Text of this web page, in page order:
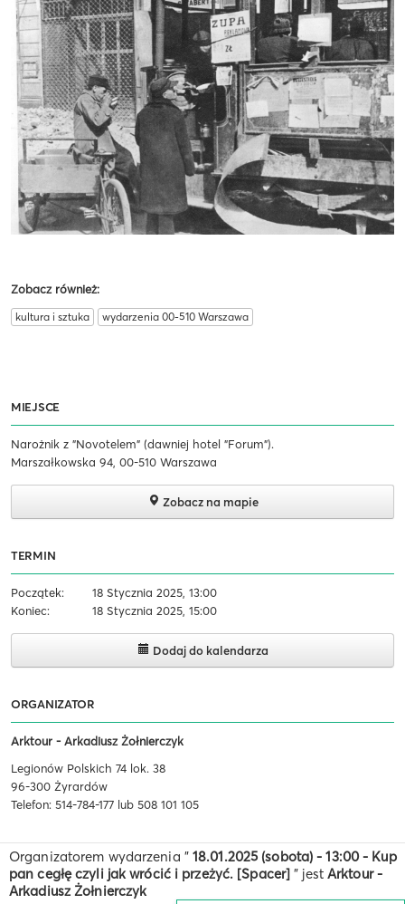
Zobacz również:
kultura i sztuka wydarzenia 00-510 Warszawa
MIEJSCE
Narożnik z "Novotelem" (dawniej hotel "Forum").
Marszałkowska 94, 00-510 Warszawa
Zobacz na mapie
TERMIN
Początek:
18 Stycznia 2025, 13:00
Koniec:
18 Stycznia 2025, 15:00
Dodaj do kalendarza
ORGANIZATOR
Arktour - Arkadiusz Żołnierczyk
Legionów Polskich 74 lok. 38
96-300 Żyrardów
Telefon: 514-784-177 lub 508 101 105
Organizatorem wydarzenia " 18.01.2025 (sobota) - 13:00 - Kup
pan cegłę czyli jak wrócić i przeżyć. [Spacer] " jest Arktour -
Arkadiusz Żołnierczyk